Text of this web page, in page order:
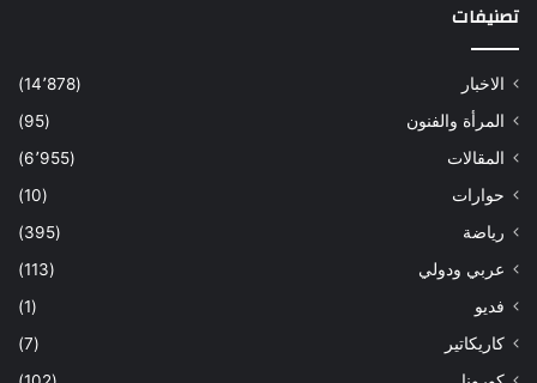
تصنيفات
الاخبار
(14٬878)
المرأة والفنون
(95)
المقالات
(6٬955)
حوارات
(10)
رياضة
(395)
عربي ودولي
(113)
فديو
(1)
كاريكاتير
(7)